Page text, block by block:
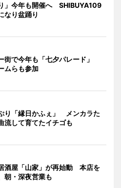
」今年も開催へ SHIBUYA109
なり盆踊り
街で今年も「七夕パレード」
ムらも参加
り「縁日かふぇ」 メンカラた
流して育てたイチゴも
酒屋「山家」が再始動 本店を
朝・深夜営業も